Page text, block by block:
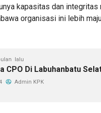
kapasitas dan
organisasi ini lebih
lalu
CPO Di Labuhanbatu
Admin KPK